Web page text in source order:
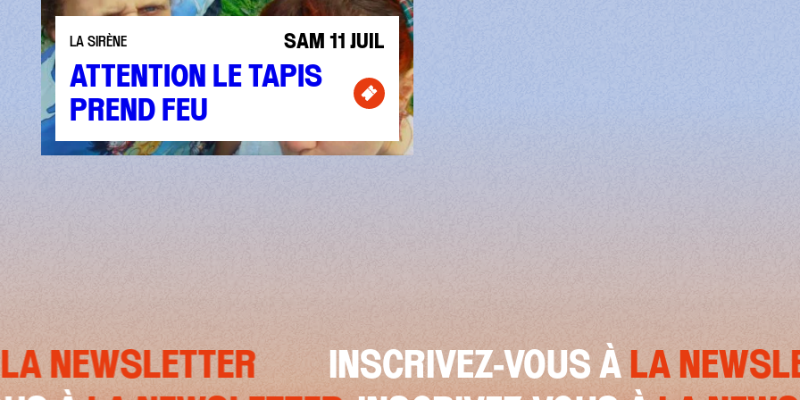
LA SIRÈNE SAM 11 JUIL
ATTENTION LE TAPIS
PREND FEU
Billetterie pour Attention le tapis prend feu
INSCRIVEZ-VOUS ÀLA NEWSLETTER